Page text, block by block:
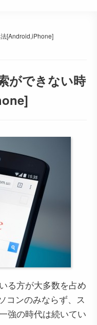
[Android,iPhone]
ができない時
る方が大多数を占め
コンのみならず、ス
強の時代は続いてい